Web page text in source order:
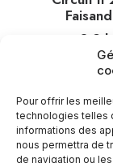
Pour offrir les
technologies telles
informations des
nous permettra de
de navigation ou
3,2 km